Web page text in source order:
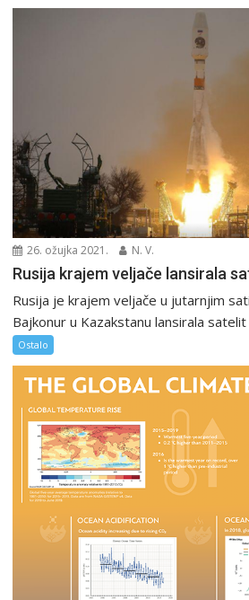
26. ožujka 2021. N. V.
Rusija krajem veljače lansirala
Rusija je krajem veljače u jutarnjim
Bajkonur u Kazakstanu lansirala satelit
Ostalo